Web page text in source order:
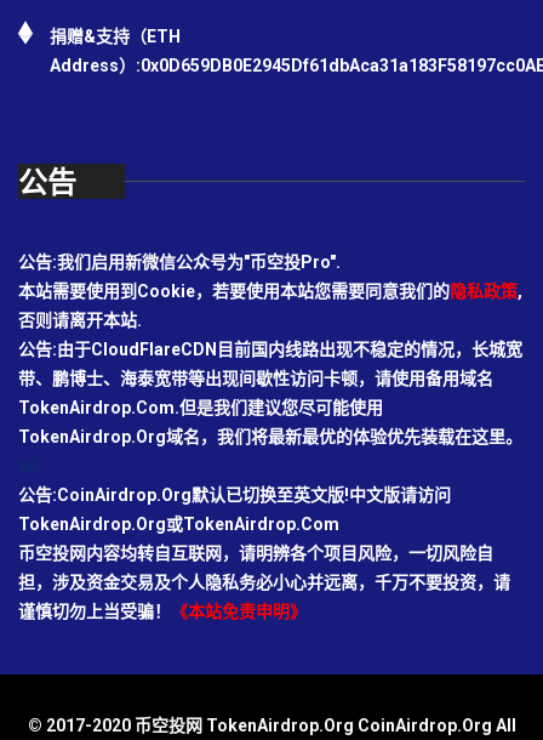
捐赠&支持（ETH
Address）
公告
公告:我们启用新微信公众号为"币空投Pro".
本站需要使用到Cookie，若要使用本站您需要同意我们的隐私政策,
否则请离开本站.
公告:由于CloudFlareCDN目前国内线路出现不稳定的情况，长城宽
带、鹏博士、海泰宽带等出现间歇性访问卡顿，请使用备用域名
TokenAirdrop.Com.但是我们建议您尽可能使用
TokenAirdrop.Org域名，我们将最新最优的体验优先装载在这里。
公告:CoinAirdrop.Org默认已切换至英文版!中文版请访问
TokenAirdrop.Org或TokenAirdrop.Com
币空投网内容均转自互联网，请明辨各个项目风险，一切风险自
担，涉及资金交易及个人隐私务必小心并远离，千万不要投资，请
谨慎切勿上当受骗！
《本站免责申明》
© 2017-2020 币空投网 TokenAirdrop.Org CoinAirdrop.Org All